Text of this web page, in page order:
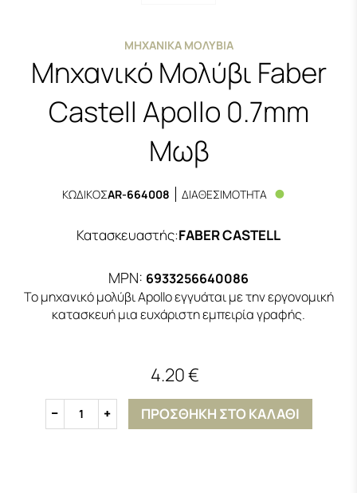
ΜΗΧΑΝΙΚΆ ΜΟΛΎΒΙΑ
Μηχανικό Μολύβι Faber
Castell Apollo 0.7mm
Μωβ
ΚΩΔΙΚΟΣAR-664008 ΔΙΑΘΕΣΙΜΟΤΗΤΑ
Κατασκευαστής:FABER CASTELL
MPN: 6933256640086
Το μηχανικό μολύβι Apollo εγγυάται με την εργονομική
κατασκευή μια ευχάριστη εμπειρία γραφής.
4.20 €
1 ΠΡΟΣΘΗΚΗ ΣΤΟ ΚΑΛΑΘΙ